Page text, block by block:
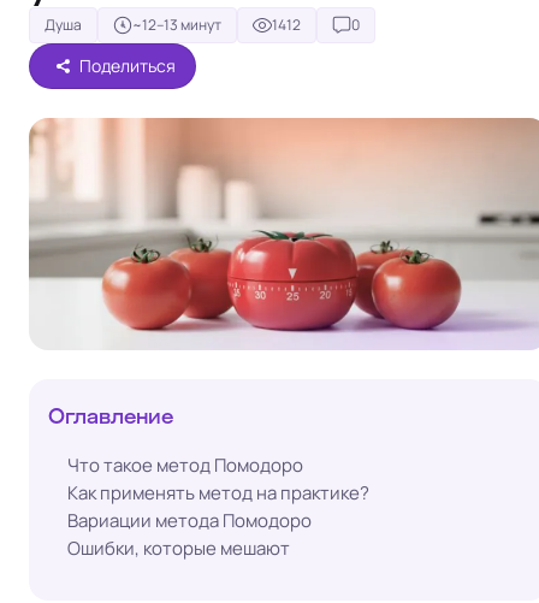
Душа ~12–13 минут 1412 0
Поделиться
Оглавление
Что такое метод Помодоро
Как применять метод на практике?
Вариации метода Помодоро
Ошибки, которые мешают